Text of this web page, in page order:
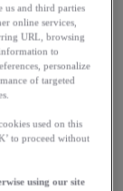
att utses.
vinnaren och 1 för
värde av 185
Australien och
till
av max 6
us and third parties
online services,
URL, browsing
to
personalize
of targeted
used on this
to proceed without
using our site